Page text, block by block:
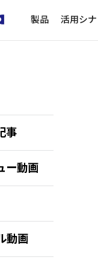
製品 活用シ
事
ー動画
動画